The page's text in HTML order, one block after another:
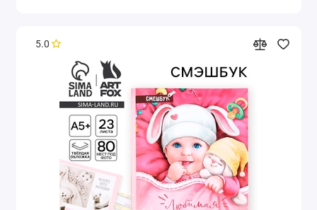
5.0